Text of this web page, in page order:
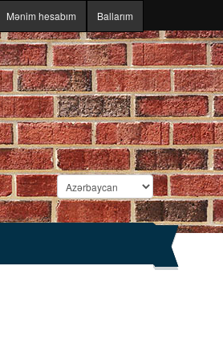
Mənim hesabım Ballarım